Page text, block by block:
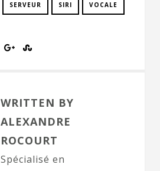
SERVEUR SIRI VOCALE
WRITTEN BY
ALEXANDRE
ROCOURT
Spécialisé en